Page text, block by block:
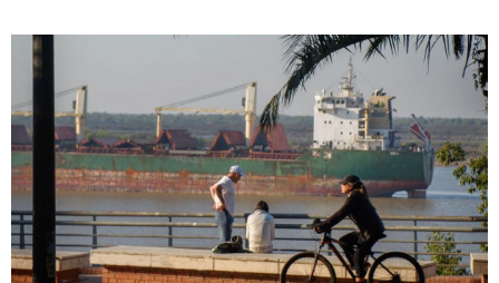
Notas
Notas